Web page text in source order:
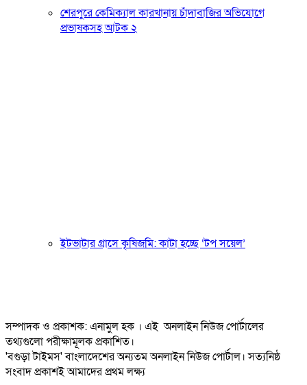
শেরপুরে কেমিক্যাল কারখানায় চাঁদাবাজির অভিযোগে
প্রভাষকসহ আটক ২
ইটভাটার গ্রাসে কৃষিজমি: কাটা হচ্ছে ‘টপ সয়েল’
সম্পাদক ও প্রকাশক: এনামুল হক । এই অনলাইন নিউজ পোর্টালের
তথ্যগুলো পরীক্ষামূলক প্রকাশিত।
'বগুড়া টাইমস' বাংলাদেশের অন্যতম অনলাইন নিউজ পোর্টাল। সত্যনিষ্ঠ
সংবাদ প্রকাশই আমাদের প্রথম লক্ষ্য